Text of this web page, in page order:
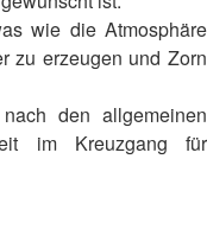
wie die Atmosphäre
zu erzeugen und Zorn
den allgemeinen
im Kreuzgang für